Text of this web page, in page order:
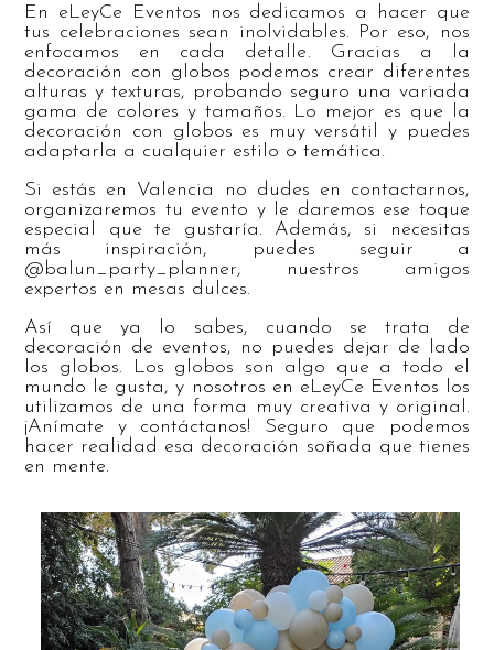
En eLeyCe Eventos nos dedicamos a hacer que
tus celebraciones sean inolvidables. Por eso, nos
enfocamos en cada detalle. Gracias a la
decoración con globos podemos crear diferentes
alturas y texturas, probando seguro una variada
gama de colores y tamaños. Lo mejor es que la
decoración con globos es muy versátil y puedes
adaptarla a cualquier estilo o temática.
Si estás en Valencia no dudes en contactarnos,
organizaremos tu evento y le daremos ese toque
especial que te gustaría. Además, si necesitas
más inspiración, puedes seguir a
@balun_party_planner, nuestros amigos
expertos en mesas dulces.
Así que ya lo sabes, cuando se trata de
decoración de eventos, no puedes dejar de lado
los globos. Los globos son algo que a todo el
mundo le gusta, y nosotros en eLeyCe Eventos los
utilizamos de una forma muy creativa y original.
¡Anímate y contáctanos! Seguro que podemos
hacer realidad esa decoración soñada que tienes
en mente.